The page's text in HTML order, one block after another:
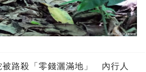
被路殺「零錢灑滿地」 內行人